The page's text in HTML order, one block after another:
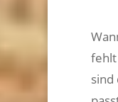
fehlt
sind